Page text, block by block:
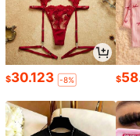
$30.123 -8% $